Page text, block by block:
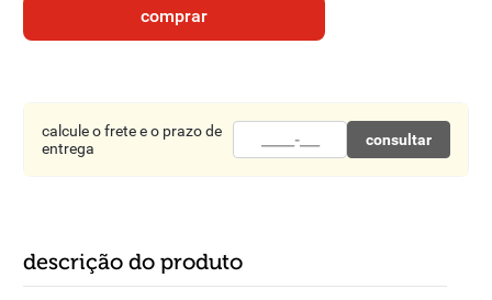
comprar
calcule o frete e o prazo de
entrega
consultar
descrição do produto
detergente